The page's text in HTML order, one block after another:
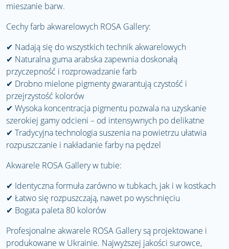
mieszanie barw.
Cechy farb akwarelowych ROSA Gallery:
✔ Nadają się do wszystkich technik akwarelowych
✔ Naturalna guma arabska zapewnia doskonałą
przyczepność i rozprowadzanie farb
✔ Drobno mielone pigmenty gwarantują czystość i
przejrzystość kolorów
✔ Wysoka koncentracja pigmentu pozwala na uzyskanie
szerokiej gamy odcieni – od intensywnych po delikatne
✔ Tradycyjna technologia suszenia na powietrzu ułatwia
rozpuszczanie i nakładanie farby na pędzel
Akwarele ROSA Gallery w tubie:
✔ Identyczna formuła zarówno w tubkach, jak i w kostkach
✔ Łatwo się rozpuszczają, nawet po wyschnięciu
✔ Bogata paleta 80 kolorów
Profesjonalne akwarele ROSA Gallery są projektowane i
produkowane w Ukrainie. Najwyższej jakości surowce,